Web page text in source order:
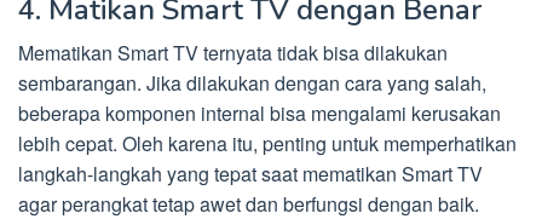
4. Matikan Smart TV dengan Benar
Mematikan Smart TV ternyata tidak bisa dilakukan
sembarangan. Jika dilakukan dengan cara yang salah,
beberapa komponen internal bisa mengalami kerusakan
lebih cepat. Oleh karena itu, penting untuk memperhatikan
langkah-langkah yang tepat saat mematikan Smart TV
agar perangkat tetap awet dan berfungsi dengan baik.